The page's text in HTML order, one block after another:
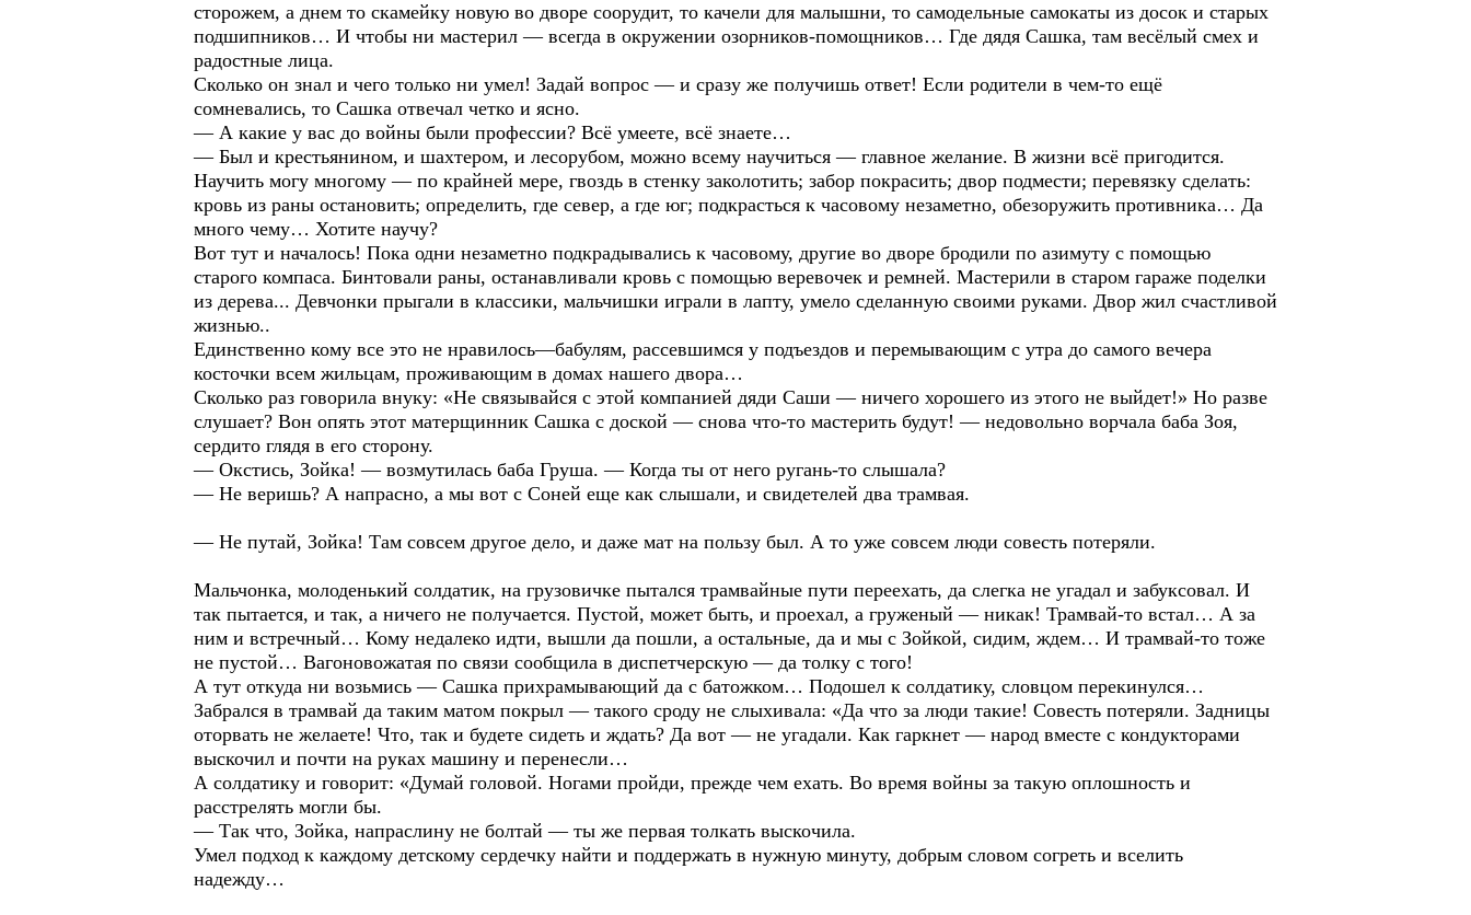
сторожем, а днем то скамейку новую во дворе соорудит, то качели для малышни, то самодельные самокаты из досок и старых
подшипников… И чтобы ни мастерил — всегда в окружении озорников-помощников… Где дядя Сашка, там весёлый смех и
радостные лица.
Сколько он знал и чего только ни умел! Задай вопрос — и сразу же получишь ответ! Если родители в чем-то ещё
сомневались, то Сашка отвечал четко и ясно.
— А какие у вас до войны были профессии? Всё умеете, всё знаете…
— Был и крестьянином, и шахтером, и лесорубом, можно всему научиться — главное желание. В жизни всё пригодится.
Научить могу многому — по крайней мере, гвоздь в стенку заколотить; забор покрасить; двор подмести; перевязку сделать:
кровь из раны остановить; определить, где север, а где юг; подкрасться к часовому незаметно, обезоружить противника… Да
много чему… Хотите научу?
Вот тут и началось! Пока одни незаметно подкрадывались к часовому, другие во дворе бродили по азимуту с помощью
старого компаса. Бинтовали раны, останавливали кровь с помощью веревочек и ремней. Мастерили в старом гараже поделки
из дерева... Девчонки прыгали в классики, мальчишки играли в лапту, умело сделанную своими руками. Двор жил счастливой
жизнью..
Единственно кому все это не нравилось—бабулям, рассевшимся у подъездов и перемывающим с утра до самого вечера
косточки всем жильцам, проживающим в домах нашего двора…
Сколько раз говорила внуку: «Не связывайся с этой компанией дяди Саши — ничего хорошего из этого не выйдет!» Но разве
слушает? Вон опять этот матерщинник Сашка с доской — снова что-то мастерить будут! — недовольно ворчала баба Зоя,
сердито глядя в его сторону.
— Окстись, Зойка! — возмутилась баба Груша. — Когда ты от него ругань-то слышала?
— Не веришь? А напрасно, а мы вот с Соней еще как слышали, и свидетелей два трамвая.
— Не путай, Зойка! Там совсем другое дело, и даже мат на пользу был. А то уже совсем люди совесть потеряли.
Мальчонка, молоденький солдатик, на грузовичке пытался трамвайные пути переехать, да слегка не угадал и забуксовал. И
так пытается, и так, а ничего не получается. Пустой, может быть, и проехал, а груженый — никак! Трамвай-то встал… А за
ним и встречный… Кому недалеко идти, вышли да пошли, а остальные, да и мы с Зойкой, сидим, ждем… И трамвай-то тоже
не пустой… Вагоновожатая по связи сообщила в диспетчерскую — да толку с того!
А тут откуда ни возьмись — Сашка прихрамывающий да с батожком… Подошел к солдатику, словцом перекинулся…
Забрался в трамвай да таким матом покрыл — такого сроду не слыхивала: «Да что за люди такие! Совесть потеряли. Задницы
оторвать не желаете! Что, так и будете сидеть и ждать? Да вот — не угадали. Как гаркнет — народ вместе с кондукторами
выскочил и почти на руках машину и перенесли…
А солдатику и говорит: «Думай головой. Ногами пройди, прежде чем ехать. Во время войны за такую оплошность и
расстрелять могли бы.
— Так что, Зойка, напраслину не болтай — ты же первая толкать выскочила.
Умел подход к каждому детскому сердечку найти и поддержать в нужную минуту, добрым словом согреть и вселить
надежду…